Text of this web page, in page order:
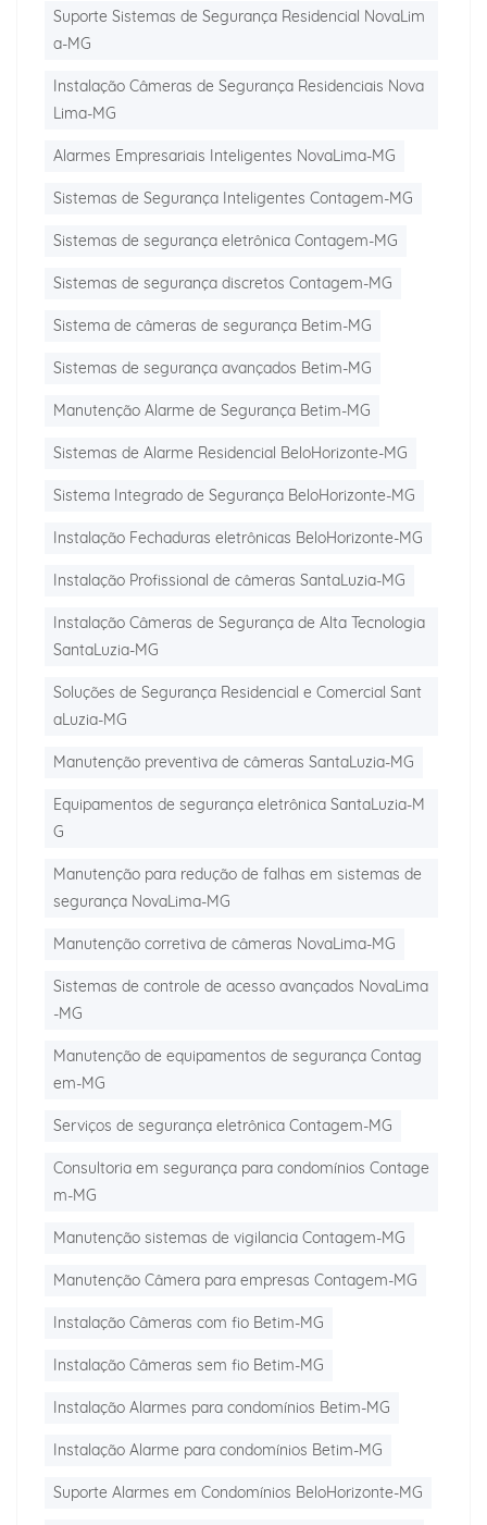
Suporte Sistemas de Segurança Residencial NovaLim
a-MG
Instalação Câmeras de Segurança Residenciais Nova
Lima-MG
Alarmes Empresariais Inteligentes NovaLima-MG
Sistemas de Segurança Inteligentes Contagem-MG
Sistemas de segurança eletrônica Contagem-MG
Sistemas de segurança discretos Contagem-MG
Sistema de câmeras de segurança Betim-MG
Sistemas de segurança avançados Betim-MG
Manutenção Alarme de Segurança Betim-MG
Sistemas de Alarme Residencial BeloHorizonte-MG
Sistema Integrado de Segurança BeloHorizonte-MG
Instalação Fechaduras eletrônicas BeloHorizonte-MG
Instalação Profissional de câmeras SantaLuzia-MG
Instalação Câmeras de Segurança de Alta Tecnologia
SantaLuzia-MG
Soluções de Segurança Residencial e Comercial Sant
aLuzia-MG
Manutenção preventiva de câmeras SantaLuzia-MG
Equipamentos de segurança eletrônica SantaLuzia-M
G
Manutenção para redução de falhas em sistemas de
segurança NovaLima-MG
Manutenção corretiva de câmeras NovaLima-MG
Sistemas de controle de acesso avançados NovaLima
-MG
Manutenção de equipamentos de segurança Contag
em-MG
Serviços de segurança eletrônica Contagem-MG
Consultoria em segurança para condomínios Contage
m-MG
Manutenção sistemas de vigilancia Contagem-MG
Manutenção Câmera para empresas Contagem-MG
Instalação Câmeras com fio Betim-MG
Instalação Câmeras sem fio Betim-MG
Instalação Alarmes para condomínios Betim-MG
Instalação Alarme para condomínios Betim-MG
Suporte Alarmes em Condomínios BeloHorizonte-MG